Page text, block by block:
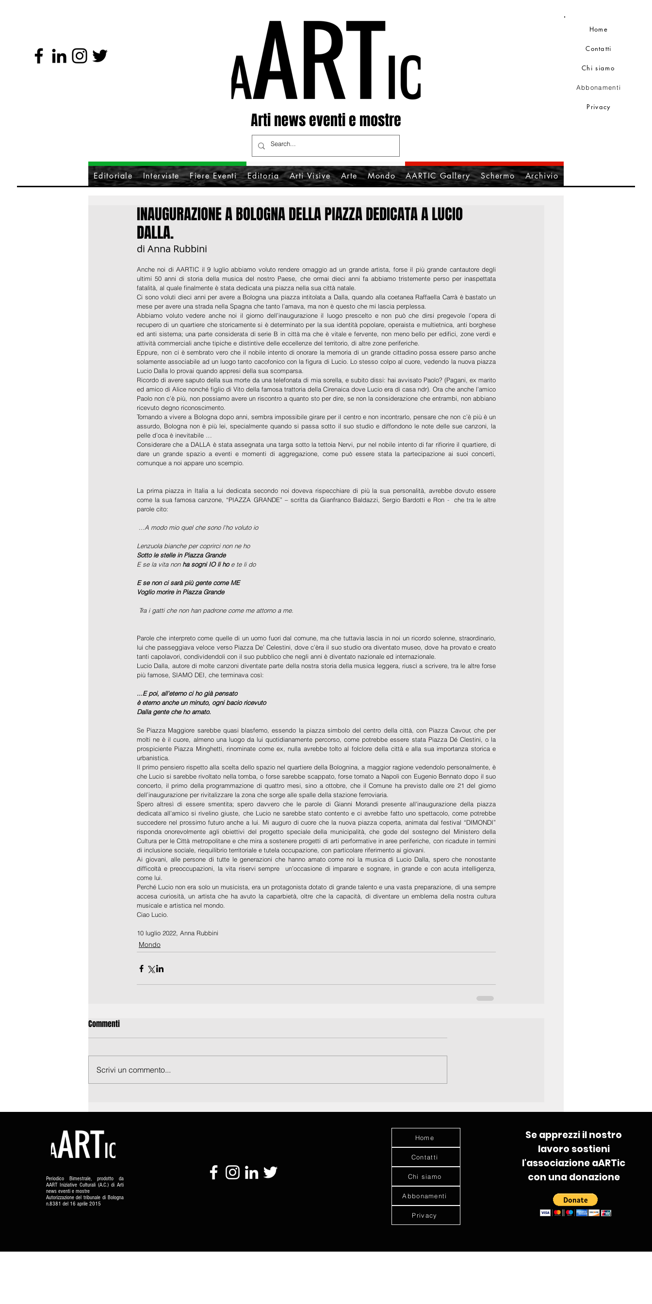
Arti news eventi e mostre
Home
Contatti
Chi siamo
Abbonamenti
Privacy
Editoriale Interviste Fiere Eventi Editoria Arti Visive Arte Mondo AARTIC Gallery Schermo Archivio
INAUGURAZIONE A BOLOGNA DELLA PIAZZA DEDICATA A LUCIO
DALLA.
di Anna Rubbini
Anche noi di AARTIC il 9 luglio abbiamo voluto rendere omaggio ad un grande artista, forse il più grande cantautore degli
ultimi 50 anni di storia della musica del nostro Paese, che ormai dieci anni fa abbiamo tristemente perso per inaspettata
fatalità, al quale finalmente è stata dedicata una piazza nella sua città natale.
Ci sono voluti dieci anni per avere a Bologna una piazza intitolata a Dalla, quando alla coetanea Raffaella Carrà è bastato un
mese per avere una strada nella Spagna che tanto l’amava, ma non è questo che mi lascia perplessa.
Abbiamo voluto vedere anche noi il giorno dell’inaugurazione il luogo prescelto e non può che dirsi pregevole l’opera di
recupero di un quartiere che storicamente si è determinato per la sua identità popolare, operaista e multietnica, anti borghese
ed anti sistema; una parte considerata di serie B in città ma che è vitale e fervente, non meno bello per edifici, zone verdi e
attività commerciali anche tipiche e distintive delle eccellenze del territorio, di altre zone periferiche.
Eppure, non ci è sembrato vero che il nobile intento di onorare la memoria di un grande cittadino possa essere parso anche
solamente associabile ad un luogo tanto cacofonico con la figura di Lucio. Lo stesso colpo al cuore, vedendo la nuova piazza
Lucio Dalla lo provai quando appresi della sua scomparsa.
Ricordo di avere saputo della sua morte da una telefonata di mia sorella, e subito dissi: hai avvisato Paolo? (Pagani, ex marito
ed amico di Alice nonché figlio di Vito della famosa trattoria della Cirenaica dove Lucio era di casa ndr). Ora che anche l’amico
Paolo non c’è più, non possiamo avere un riscontro a quanto sto per dire, se non la considerazione che entrambi, non abbiano
ricevuto degno riconoscimento.
Tornando a vivere a Bologna dopo anni, sembra impossibile girare per il centro e non incontrarlo, pensare che non c’è più è un
assurdo, Bologna non è più lei, specialmente quando si passa sotto il suo studio e diffondono le note delle sue canzoni, la
pelle d’oca è inevitabile …
Considerare che a DALLA è stata assegnata una targa sotto la tettoia Nervi, pur nel nobile intento di far rifiorire il quartiere, di
dare un grande spazio a eventi e momenti di aggregazione, come può essere stata la partecipazione ai suoi concerti,
comunque a noi appare uno scempio.
La prima piazza in Italia a lui dedicata secondo noi doveva rispecchiare di più la sua personalità, avrebbe dovuto essere
come la sua famosa canzone, “PIAZZA GRANDE” – scritta da Gianfranco Baldazzi, Sergio Bardotti e Ron -
che tra le altre
parole cito:
A modo mio quel che sono l'ho voluto io
Lenzuola bianche per coprirci non ne ho
Sotto le stelle in Piazza Grande
E se la vita non ha sogni IO li ho e te li do
E se non ci sarà più gente come ME
Voglio morire in Piazza Grande
Tra i gatti che non han padrone come me attorno a me.
Parole che interpreto come quelle di un uomo fuori dal comune, ma che tuttavia lascia in noi un ricordo solenne, straordinario,
lui che passeggiava veloce verso Piazza De’ Celestini, dove c’èra il suo studio ora diventato museo, dove ha provato e creato
tanti capolavori, condividendoli con il suo pubblico che negli anni è diventato nazionale ed internazionale.
Lucio Dalla, autore di molte canzoni diventate parte della nostra storia della musica leggera, riuscì a scrivere, tra le altre forse
più famose, SIAMO DEI, che terminava così:
...E poi, all'eterno ci ho già pensato
è eterno anche un minuto, ogni bacio ricevuto
Dalla gente che ho amato.
Se Piazza Maggiore sarebbe quasi blasfemo, essendo la piazza simbolo del centro della città, con Piazza Cavour, che per
molti ne è il cuore, almeno una luogo da lui quotidianamente percorso, come potrebbe essere stata Piazza Dé Clestini, o la
prospiciente Piazza Minghetti, rinominate come ex, nulla avrebbe tolto al folclore della città e alla sua importanza storica e
urbanistica.
Il primo pensiero rispetto alla scelta dello spazio nel quartiere della Bolognina, a maggior ragione vedendolo personalmente, è
che Lucio si sarebbe rivoltato nella tomba, o forse sarebbe scappato, forse tornato a Napoli con Eugenio Bennato dopo il suo
concerto, il primo della programmazione di quattro mesi, sino a ottobre, che il Comune ha previsto dalle ore 21 del giorno
dell’inaugurazione per rivitalizzare la zona che sorge alle spalle della stazione ferroviaria.
Spero altresì di essere smentita; spero davvero che le parole di Gianni Morandi presente all'inaugurazione della piazza
dedicata all'amico si rivelino giuste, che Lucio ne sarebbe stato contento e ci avrebbe fatto uno spettacolo, come potrebbe
succedere nel prossimo futuro anche a lui. Mi auguro di cuore che la nuova piazza coperta, animata dal festival “DIMONDI”
risponda onorevolmente agli obiettivi del progetto speciale della municipalità, che gode del sostegno del Ministero della
Cultura per le Città metropolitane e che mira a sostenere progetti di arti performative in aree periferiche, con ricadute in termini
di inclusione sociale, riequilibrio territoriale e tutela occupazione, con particolare riferimento ai giovani.
Ai giovani, alle persone di tutte le generazioni che hanno amato come noi la musica di Lucio Dalla, spero che nonostante
difficoltà e preoccupazioni, la vita riservi sempre  un’occasione di imparare e sognare, in grande e con acuta intelligenza,
come lui.
Perché Lucio non era solo un musicista, era un protagonista dotato di grande talento e una vasta preparazione, di una sempre
accesa curiosità, un artista che ha avuto la caparbietà, oltre che la capacità, di diventare un emblema della nostra cultura
musicale e artistica nel mondo.
Ciao Lucio.
10 luglio 2022, Anna Rubbini
Mondo
Commenti
Scrivi un commento...
Periodico Bimestrale, prodotto da
AART Iniziative Culturali (A.C.) di Arti
news eventi e mostre
Autorizzazione del tribunale di Bologna
n.8381 del 16 aprile 2015
Home
Contatti
Chi siamo
Abbonamenti
Privacy
Se apprezzi il nostro
lavoro sostieni
l'associazione aARTic
con una donazione